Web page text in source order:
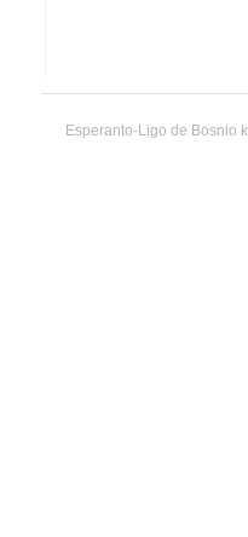
Esperanto-Ligo de Bosnio